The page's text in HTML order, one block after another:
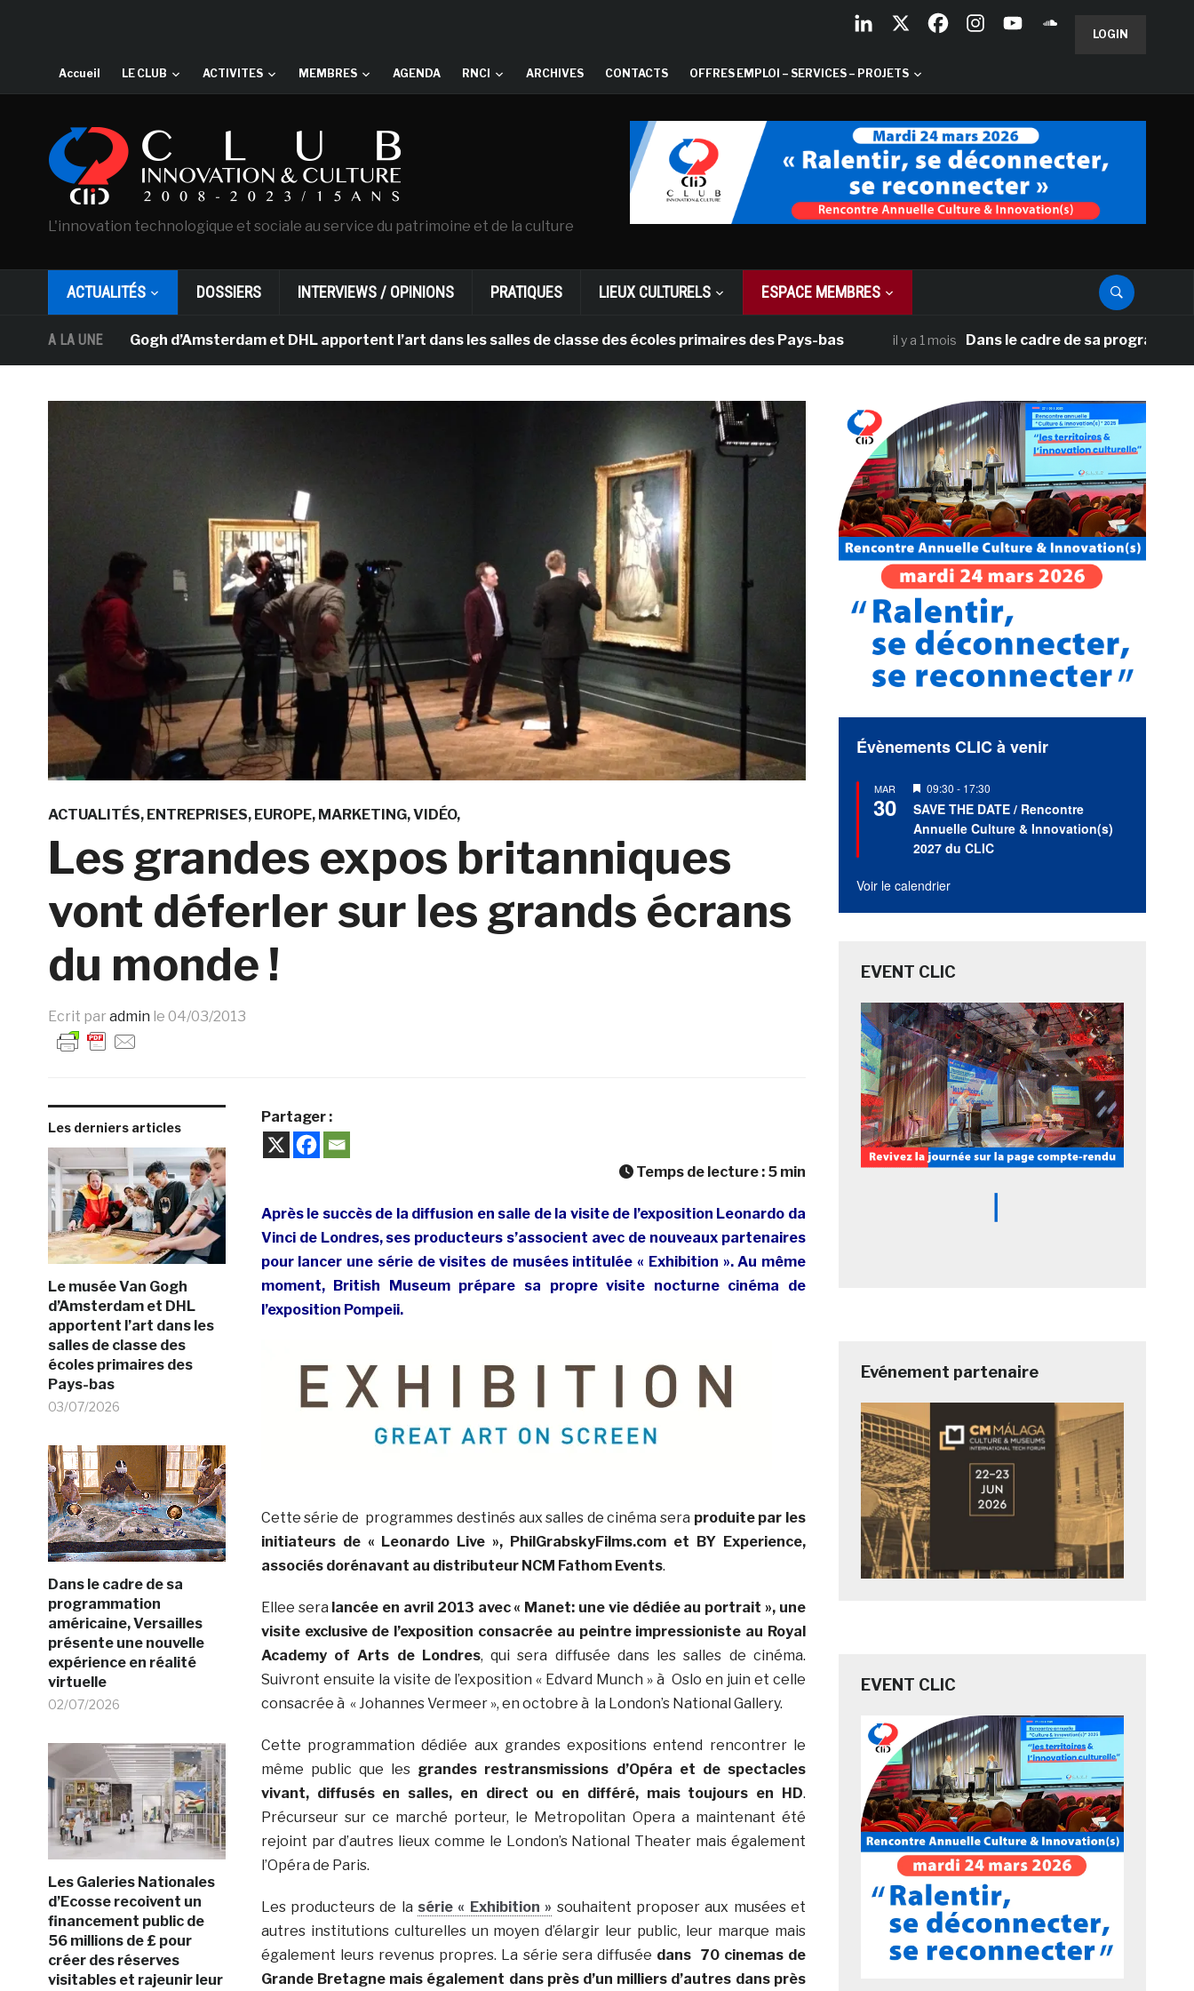
LOGIN
Accueil LE CLUB ACTIVITES MEMBRES AGENDA RNCI ARCHIVES CONTACTS OFFRES EMPLOI – SERVICES – PROJETS
L'innovation technologique et sociale au service du patrimoine et de la culture
ACTUALITÉS DOSSIERS INTERVIEWS / OPINIONS PRATIQUES LIEUX CULTURELS ESPACE MEMBRES
A LA UNE
Van Gogh d’Amsterdam et DHL apportent l’art dans les salles de classe des écoles primaires des Pays-bas il y a 1 mois Dans le cadre de sa programmation
ACTUALITÉS ENTREPRISES EUROPE MARKETING VIDÉO
Les grandes expos britanniques
vont déferler sur les grands écrans
du monde !
Ecrit par admin le 04/03/2013
Les derniers articles
Le musée Van Gogh
d’Amsterdam et DHL
apportent l’art dans les
salles de classe des
écoles primaires des
Pays-bas
03/07/2026
Dans le cadre de sa
programmation
américaine, Versailles
présente une nouvelle
expérience en réalité
virtuelle
02/07/2026
Les Galeries Nationales
d’Ecosse recoivent un
financement public de
56 millions de £ pour
créer des réserves
visitables et rajeunir leur
Partager :
Temps de lecture : 5 min
Après le succès de la diffusion en salle de la visite de l’exposition Leonardo da
Vinci de Londres, ses producteurs s’associent avec de nouveaux partenaires
pour lancer une série de visites de musées intitulée « Exhibition ». Au même
moment, British Museum prépare sa propre visite nocturne cinéma de
l’exposition Pompeii.
Cette série de programmes destinés aux salles de cinéma sera produite par les
initiateurs de « Leonardo Live », PhilGrabskyFilms.com et BY Experience,
associés dorénavant au distributeur NCM Fathom Events.
Ellee sera lancée en avril 2013 avec « Manet: une vie dédiée au portrait », une
visite exclusive de l’exposition consacrée au peintre impressioniste au Royal
Academy of Arts de Londres, qui sera diffusée dans les salles de cinéma.
Suivront ensuite la visite de l’exposition « Edvard Munch » à Oslo en juin et celle
consacrée à « Johannes Vermeer », en octobre à la London’s National Gallery.
Cette programmation dédiée aux grandes expositions entend rencontrer le
même public que les grandes restransmissions d’Opéra et de spectacles
vivant, diffusés en salles, en direct ou en différé, mais toujours en HD.
Précurseur sur ce marché porteur, le Metropolitan Opera a maintenant été
rejoint par d’autres lieux comme le London’s National Theater mais également
l’Opéra de Paris.
Les producteurs de la série « Exhibition » souhaitent proposer aux musées et
autres institutions culturelles un moyen d’élargir leur public, leur marque mais
également leurs revenus propres. La série sera diffusée dans 70 cinemas de
Grande Bretagne mais également dans près d’un milliers d’autres dans près
Évènements CLIC à venir
MAR
30
Mis
en
avant
09:30 - 17:30
SAVE THE DATE / Rencontre
Annuelle Culture & Innovation(s)
2027 du CLIC
Voir le calendrier
EVENT CLIC
Evénement partenaire
EVENT CLIC